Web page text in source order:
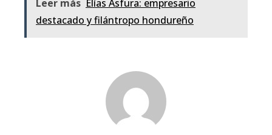
Leer más Elías Asfura: empresario
destacado y filántropo hondureño